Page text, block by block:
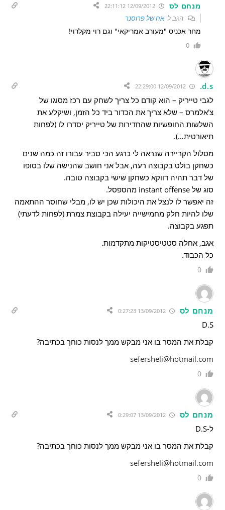
מנחם לס 12/09/2012 22:11:12
הגב לאח של פרוסנר
מחר אכניס "מעורב אמריקאי" וגם רוי מקלרוי!
0
d.s.
12/09/2012 22:29:00
לגבי טייריק – הוא קודם כל צריך לשחק עם רכז מסוגו של
צ'אלמרס – שלא צריך את הכדור ביד כל הזמן, ושיקלע את
השלשות החופשיות שהחדירות של טייריק יסדרו לו (לפחות
תיאורטית…).
מסלול הקריירה שנראה לי כרגע הכי סביר עבורו זה כמה שנים
כשחקן בולט בקבוצה רעה, אבל אני חושב שהנישה שלו בסופו
של דבר תהיה דווקא כשחקן שישי בקבוצה טובה.
סוג של instant offense מהספסל.
זה יאפשר לו לנצל את היכולות שכן יש לו, מבלי שחוסר ההתאמה
שלו להיות חלק מחמישייה יעילה בקבוצת צמרת (לפחות לדעתי)
תפגע בקבוצה.
אגב, אחלה סטטיסטיקות מתקדמות.
כל הכבוד.
0
מנחם לס 13/09/2012 0:27:23
D.S
קבלת את המסר בו אני מבקש ממך לנסות כוחך בכתיבה?
sefersheli@hotmail.com
0
מנחם לס 13/09/2012 0:29:07
ל-D.S
קבלת את המסר בו אני מבקש ממך לנסות כוחך בכתיבה?
sefersheli@hotmail.com
0